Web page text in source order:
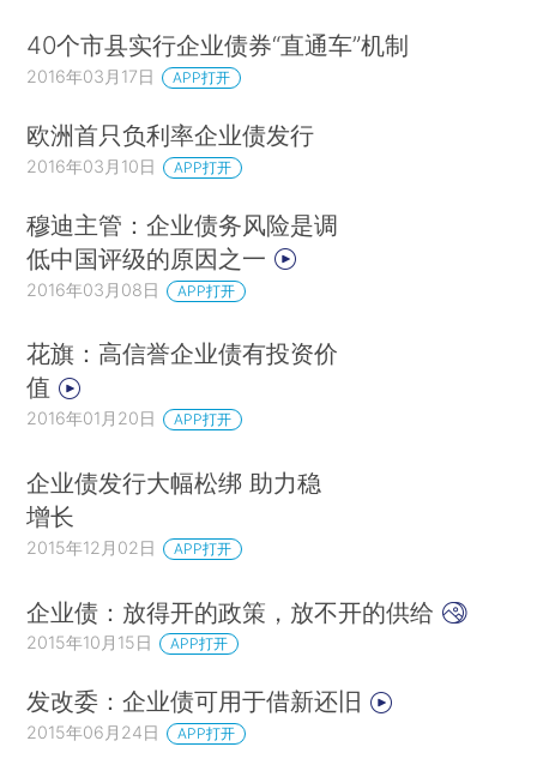
40个市县实行企业债券“直通车”机制
2016年03月17日 APP打开
欧洲首只负利率企业债发行
2016年03月10日 APP打开
穆迪主管：企业债务风险是调
低中国评级的原因之一
2016年03月08日 APP打开
花旗：高信誉企业债有投资价
值
2016年01月20日 APP打开
企业债发行大幅松绑 助力稳
增长
2015年12月02日 APP打开
企业债：放得开的政策，放不开的供给
2015年10月15日 APP打开
发改委：企业债可用于借新还旧
2015年06月24日 APP打开